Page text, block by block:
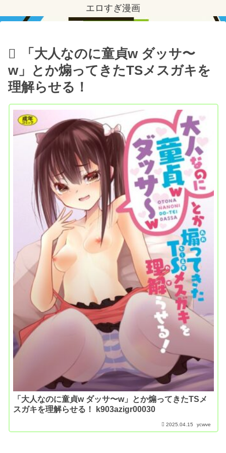
エロすぎ漫画
「大人なのに童貞w ダッサ〜
w」とか煽ってきたTSメスガキを
理解らせる！
「大人なのに童貞w ダッサ〜w」とか煽ってきたTSメ
スガキを理解らせる！ k903azigr00030
2025.04.15 ycwve